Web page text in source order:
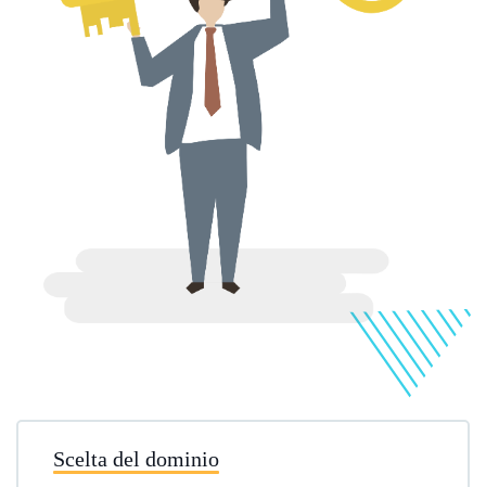
Scelta del dominio